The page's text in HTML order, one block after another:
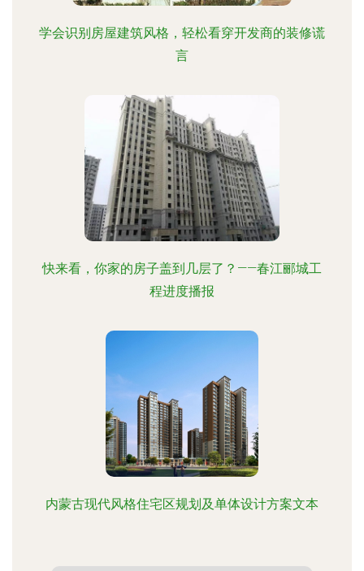
学会识别房屋建筑风格，轻松看穿开发商的装修谎
言
快来看，你家的房子盖到几层了？——春江郦城工
程进度播报
内蒙古现代风格住宅区规划及单体设计方案文本